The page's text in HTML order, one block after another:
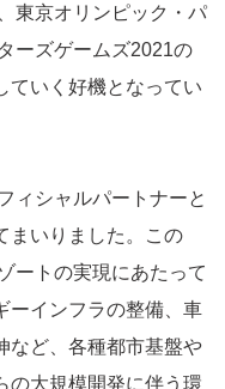
東京オリンピック・パ
ーズゲームズ2021の
ていく好機となってい
ィシャルパートナーと
まいりました。この
ートの実現にあたって
ーインフラの整備、車
など、各種都市基盤や
の大規模開発に伴う環